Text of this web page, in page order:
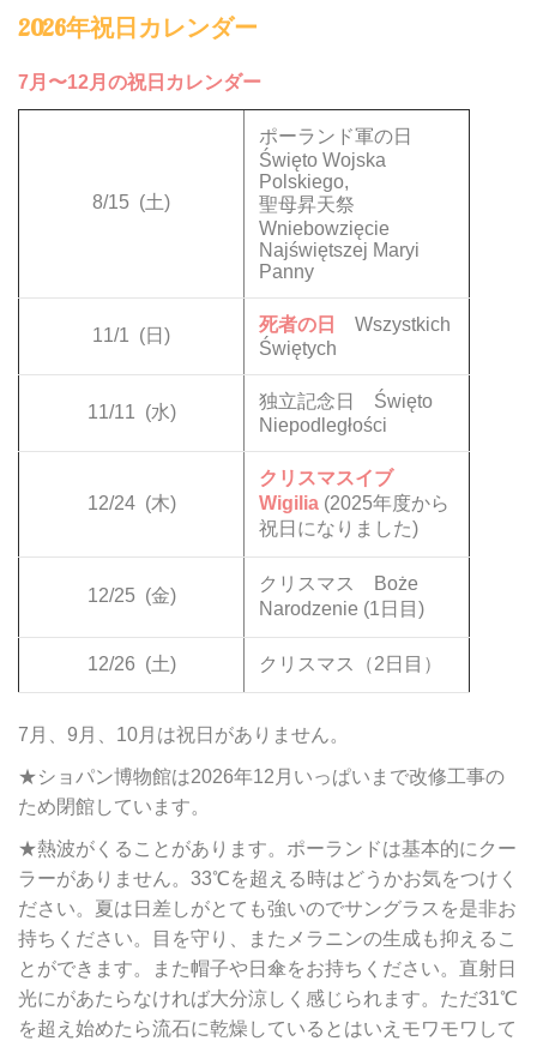
2026年祝日カレンダー
7月〜12月の祝日カレンダー
8/15 (土)
ポーランド軍の日
Święto Wojska
Polskiego,
聖母昇天祭
Wniebowzięcie
Najświętszej Maryi
Panny
11/1 (日)
死者の日
Wszystkich
Świętych
11/11 (水)
独立記念日 Święto
Niepodległości
12/24 (木)
クリスマスイブ
Wigilia (2025年度から
祝日になりました)
12/25 (金)
クリスマス Boże
Narodzenie (1日目)
12/26 (土) クリスマス（2日目）
7月、9月、10月は祝日がありません。
★ショパン博物館は2026年12月いっぱいまで改修工事の
ため閉館しています。
★熱波がくることがあります。ポーランドは基本的にクー
ラーがありません。33℃を超える時はどうかお気をつけく
ださい。夏は日差しがとても強いのでサングラスを是非お
持ちください。目を守り、またメラニンの生成も抑えるこ
とができます。また帽子や日傘をお持ちください。直射日
光にがあたらなければ大分涼しく感じられます。ただ31℃
を超え始めたら流石に乾燥しているとはいえモワモワして